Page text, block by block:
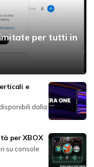
per tutti in
e
dalla
per XBOX
su console